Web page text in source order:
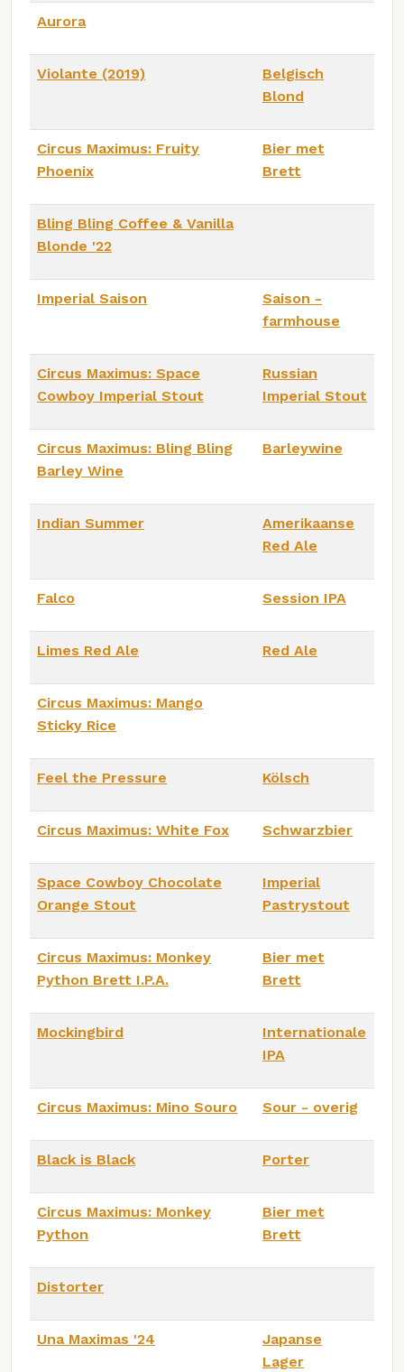
Aurora
Violante (2019)
Belgisch
Blond
Circus Maximus: Fruity
Phoenix
Bier met
Brett
Bling Bling Coffee & Vanilla
Blonde '22
Imperial Saison
Saison -
farmhouse
Circus Maximus: Space
Cowboy Imperial Stout
Russian
Imperial Stout
Circus Maximus: Bling Bling
Barley Wine
Barleywine
Indian Summer
Amerikaanse
Red Ale
Falco Session IPA
Limes Red Ale Red Ale
Circus Maximus: Mango
Sticky Rice
Feel the Pressure Kölsch
Circus Maximus: White Fox Schwarzbier
Space Cowboy Chocolate
Orange Stout
Imperial
Pastrystout
Circus Maximus: Monkey
Python Brett I.P.A.
Bier met
Brett
Mockingbird
Internationale
IPA
Circus Maximus: Mino Souro Sour - overig
Black is Black Porter
Circus Maximus: Monkey
Python
Bier met
Brett
Distorter
Una Maximas '24
Japanse
Lager